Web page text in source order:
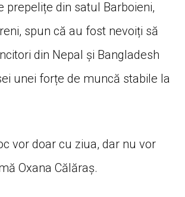
prepelițe din satul Barboieni,
spun că au fost nevoiți să
din Nepal și Bangladesh
unei forțe de muncă stabile la
vor doar cu ziua, dar nu vor
Oxana Călăraș.